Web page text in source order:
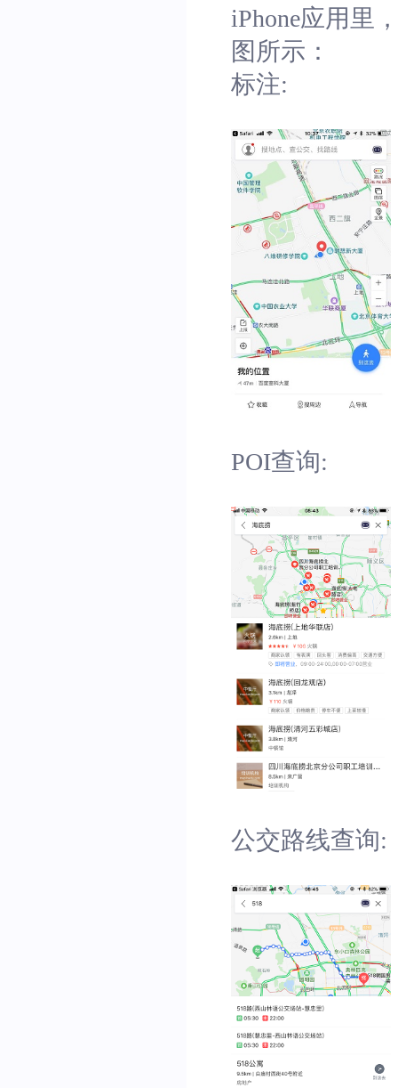
iPhone应用里
图所示：
标注:
POI查询:
公交路线查询: